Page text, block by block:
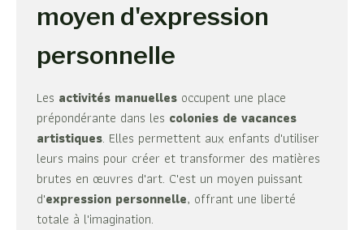
moyen d'expression
personnelle
Les activités manuelles occupent une place
prépondérante dans les colonies de vacances
artistiques. Elles permettent aux enfants d'utiliser
leurs mains pour créer et transformer des matières
brutes en œuvres d'art. C'est un moyen puissant
d'expression personnelle, offrant une liberté
totale à l'imagination.